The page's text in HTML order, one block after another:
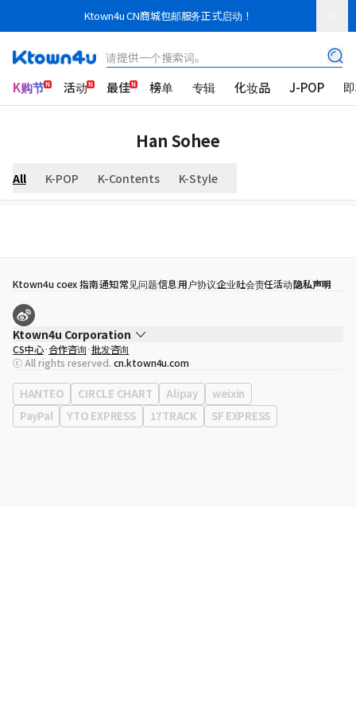
Ktown4u CN商城包邮服务正式启动！
请提供一个搜索词。
K购节 活动 最佳 榜单 专辑 化妆品 J-POP
Han Sohee
All K-POP K-Contents K-Style
Ktown4u coex 指南通知常见问题信息用户协议企业社会责任活动隐私声明
Ktown4u Corporation
代表
宋効珉
营业执照 120-87-71116
公司地址 首尔特别市 江南区 岭东大路 513号 3楼 （三成洞， coex)
CS中心 合作咨询 批发咨询
ⓒ All rights reserved. cn.ktown4u.com
HANTEO CIRCLE CHART Alipay
weixin
PayPal
YTO EXPRESS 17TRACK SF EXPRESS